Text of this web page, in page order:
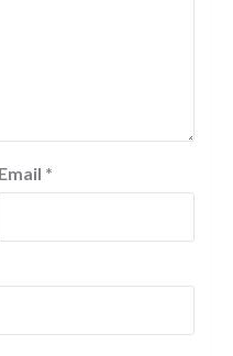
Email *